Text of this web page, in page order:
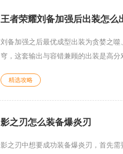
王者荣耀刘备加强后出装怎么
刘备加强之后最优成型出装为贪婪之
穹，这套输出与容错兼顾的出装是高分
精选攻略
影之刃怎么装备爆炎刃
影之刃中想要成功装备爆炎刃，首先